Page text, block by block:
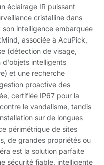
éclairage IR puissant
cristalline dans
intelligence embarquée
associée à AcuPick,
(détection de visage,
d'objets intelligents
et une recherche
proactive des
certifiée IP67 pour la
le vandalisme, tandis
sur de longues
périmétrique de sites
de grandes propriétés ou
est la solution parfaite
sécurité fiable, intelligente